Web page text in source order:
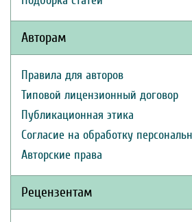
Авторам
Правила для авторов
Типовой лицензионный договор
Публикационная этика
Согласие на обработку
Авторские права
Рецензентам